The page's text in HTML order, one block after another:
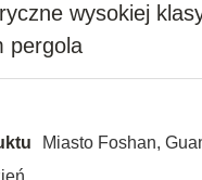
wysokiej
pergola
Miasto Foshan,